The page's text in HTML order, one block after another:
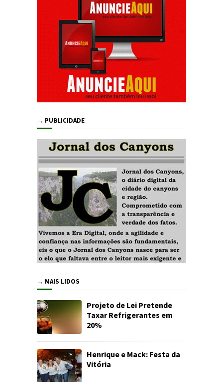
→ PUBLICIDADE
→ MAIS LIDOS
Projeto de Lei Pretende
Taxar Refrigerantes em
20%
Henrique e Mack: Festa da
Vitória